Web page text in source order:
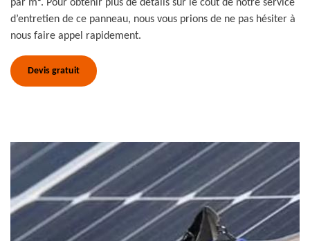
par m². Pour obtenir plus de détails sur le coût de notre service
d’entretien de ce panneau, nous vous prions de ne pas hésiter à
nous faire appel rapidement.
Devis gratuit